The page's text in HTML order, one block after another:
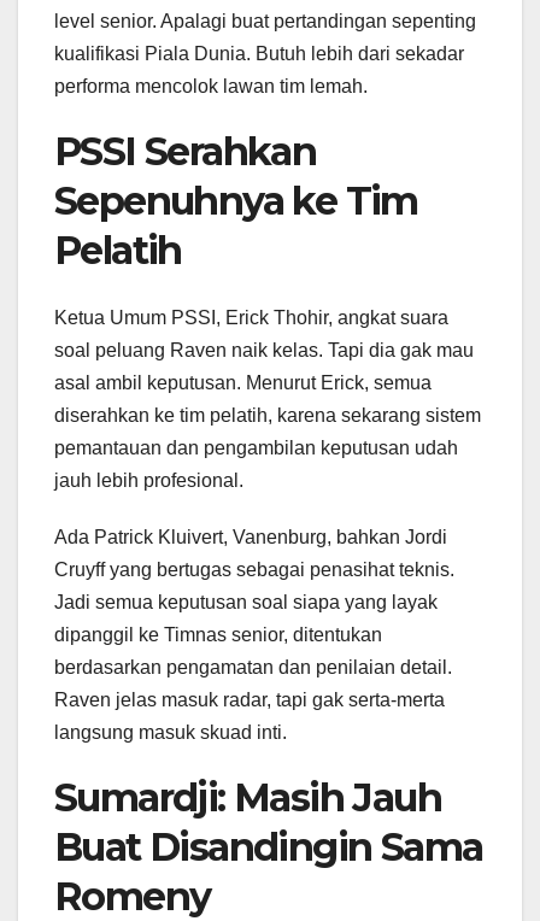
level senior. Apalagi buat pertandingan sepenting
kualifikasi Piala Dunia. Butuh lebih dari sekadar
performa mencolok lawan tim lemah.
PSSI Serahkan
Sepenuhnya ke Tim
Pelatih
Ketua Umum PSSI, Erick Thohir, angkat suara
soal peluang Raven naik kelas. Tapi dia gak mau
asal ambil keputusan. Menurut Erick, semua
diserahkan ke tim pelatih, karena sekarang sistem
pemantauan dan pengambilan keputusan udah
jauh lebih profesional.
Ada Patrick Kluivert, Vanenburg, bahkan Jordi
Cruyff yang bertugas sebagai penasihat teknis.
Jadi semua keputusan soal siapa yang layak
dipanggil ke Timnas senior, ditentukan
berdasarkan pengamatan dan penilaian detail.
Raven jelas masuk radar, tapi gak serta-merta
langsung masuk skuad inti.
Sumardji: Masih Jauh
Buat Disandingin Sama
Romeny